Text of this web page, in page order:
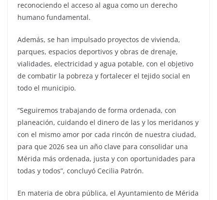
reconociendo el acceso al agua como un derecho
humano fundamental.
Además, se han impulsado proyectos de vivienda,
parques, espacios deportivos y obras de drenaje,
vialidades, electricidad y agua potable, con el objetivo
de combatir la pobreza y fortalecer el tejido social en
todo el municipio.
“Seguiremos trabajando de forma ordenada, con
planeación, cuidando el dinero de las y los meridanos y
con el mismo amor por cada rincón de nuestra ciudad,
para que 2026 sea un año clave para consolidar una
Mérida más ordenada, justa y con oportunidades para
todas y todos”, concluyó Cecilia Patrón.
En materia de obra pública, el Ayuntamiento de Mérida